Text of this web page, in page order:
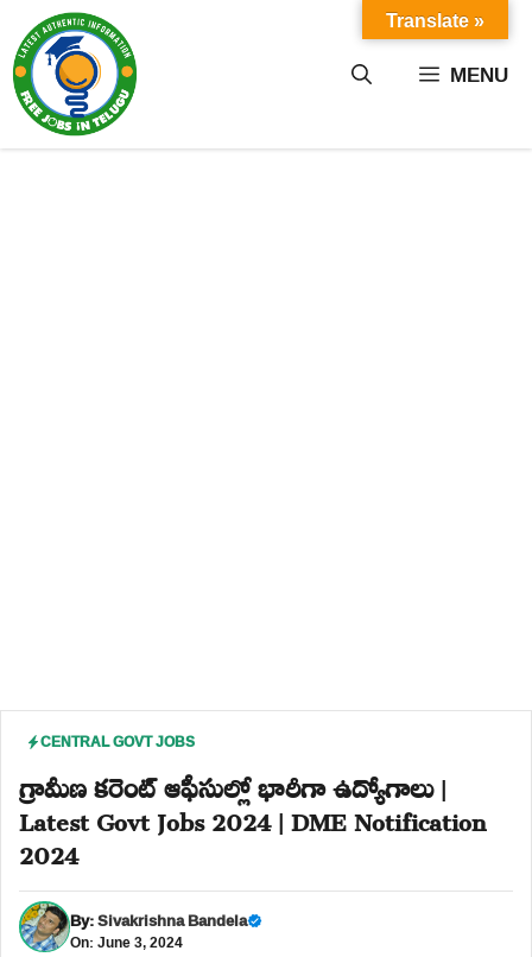
content MENU
CENTRAL GOVT JOBS
గ్రామీణ కరెంట్ ఆఫీసుల్లో భారీగా ఉద్యోగాలు |
Latest Govt Jobs 2024 | DME Notification
2024
By:Sivakrishna Bandela
On: June 3, 2024
Translate »